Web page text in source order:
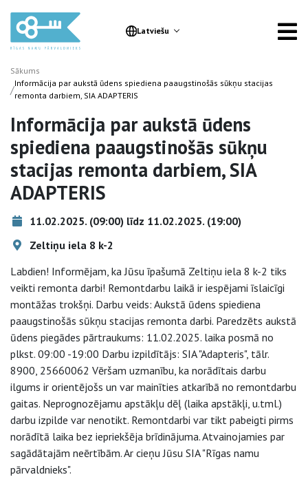
Latviešu
Sākums
/Informācija par aukstā ūdens spiediena paaugstinošās sūkņu stacijas
remonta darbiem, SIA ADAPTERIS
Informācija par aukstā ūdens
spiediena paaugstinošās sūkņu
stacijas remonta darbiem, SIA
ADAPTERIS
11.02.2025. (09:00) līdz 11.02.2025. (19:00)
Zeltiņu iela 8 k-2
Labdien! Informējam, ka Jūsu īpašumā Zeltiņu iela 8 k-2 tiks
veikti remonta darbi! Remontdarbu laikā ir iespējami īslaicīgi
montāžas trokšņi. Darbu veids: Aukstā ūdens spiediena
paaugstinošās sūkņu stacijas remonta darbi. Paredzēts aukstā
ūdens piegādes pārtraukums: 11.02.2025. laika posmā no
plkst. 09:00 -19:00 Darbu izpildītājs: SIA "Adapteris", tālr.
8900, 25660062 Vēršam uzmanību, ka norādītais darbu
ilgums ir orientējošs un var mainīties atkarībā no remontdarbu
gaitas. Neprognozējamu apstākļu dēļ (laika apstākļi, u.tml.)
darbu izpilde var nenotikt. Remontdarbi var tikt pabeigti pirms
norādītā laika bez iepriekšēja brīdinājuma. Atvainojamies par
sagādātajām neērtībām. Ar cieņu Jūsu SIA "Rīgas namu
pārvaldnieks".